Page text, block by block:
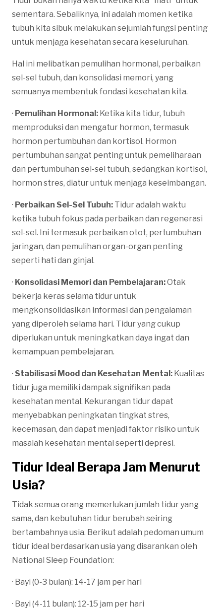
sementara. Sebaliknya, ini adalah momen ketika
tubuh kita sibuk melakukan sejumlah fungsi penting
untuk menjaga kesehatan secara keseluruhan.
Hal ini melibatkan pemulihan hormonal, perbaikan
sel-sel tubuh, dan konsolidasi memori, yang
semuanya membentuk fondasi kesehatan kita.
· Pemulihan Hormonal: Ketika kita tidur, tubuh
memproduksi dan mengatur hormon, termasuk
hormon pertumbuhan dan kortisol. Hormon
pertumbuhan sangat penting untuk pemeliharaan
dan pertumbuhan sel-sel tubuh, sedangkan kortisol,
hormon stres, diatur untuk menjaga keseimbangan.
· Perbaikan Sel-Sel Tubuh: Tidur adalah waktu
ketika tubuh fokus pada perbaikan dan regenerasi
sel-sel. Ini termasuk perbaikan otot, pertumbuhan
jaringan, dan pemulihan organ-organ penting
seperti hati dan ginjal.
· Konsolidasi Memori dan Pembelajaran:Otak
bekerja keras selama tidur untuk
mengkonsolidasikan informasi dan pengalaman
yang diperoleh selama hari. Tidur yang cukup
diperlukan untuk meningkatkan daya ingat dan
kemampuan pembelajaran.
· Stabilisasi Mood dan Kesehatan Mental: Kualitas
tidur juga memiliki dampak signifikan pada
kesehatan mental. Kekurangan tidur dapat
menyebabkan peningkatan tingkat stres,
kecemasan, dan dapat menjadi faktor risiko untuk
masalah kesehatan mental seperti depresi.
Tidur Ideal Berapa Jam Menurut
Usia?
Tidak semua orang memerlukan jumlah tidur yang
sama, dan kebutuhan tidur berubah seiring
bertambahnya usia. Berikut adalah pedoman umum
tidur ideal berdasarkan usia yang disarankan oleh
National Sleep Foundation:
· Bayi (0-3 bulan): 14-17 jam per hari
· Bayi (4-11 bulan): 12-15 jam per hari